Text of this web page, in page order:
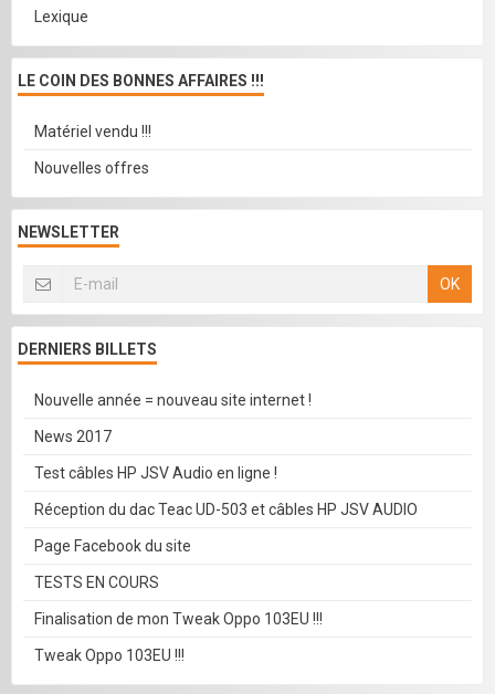
Lexique
LE COIN DES BONNES AFFAIRES !!!
Matériel vendu !!!
Nouvelles offres
NEWSLETTER
OK
DERNIERS BILLETS
Nouvelle année = nouveau site internet !
News 2017
Test câbles HP JSV Audio en ligne !
Réception du dac Teac UD-503 et câbles HP JSV AUDIO
Page Facebook du site
TESTS EN COURS
Finalisation de mon Tweak Oppo 103EU !!!
Tweak Oppo 103EU !!!